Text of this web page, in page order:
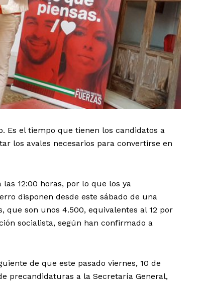
Es el tiempo que tienen los candidatos a
los avales necesarios para convertirse en
12:00 horas, por lo que los ya
disponen desde este sábado de una
que son unos 4.500, equivalentes al 12 por
socialista, según han confirmado a
de que este pasado viernes, 10 de
precandidaturas a la Secretaría General,